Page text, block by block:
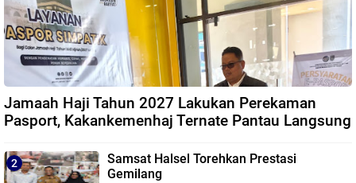
Jamaah Haji Tahun 2027 Lakukan Perekaman
Pasport, Kakankemenhaj Ternate Pantau Langsung
Samsat Halsel Torehkan Prestasi
Gemilang